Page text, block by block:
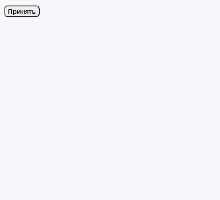
Принять